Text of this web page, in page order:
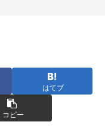
はてブ
コピー